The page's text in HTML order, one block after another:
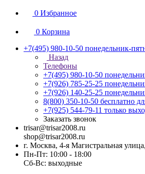
0 Избранное
0 Корзина
+7(495) 980-10-50 понедельник-
Назад
Телефоны
+7(495) 980-10-50
+7(926) 785-25-25
+7(926) 140-25-25
8(800) 350-10-50 бесплатно
+7(925) 544-79-11 только
Заказать звонок
trisar@trisar2008.ru
shop@trisar2008.ru
г. Москва, 4-я Магистральная
Пн-Пт: 10:00 - 18:00
Сб-Вс: выходные